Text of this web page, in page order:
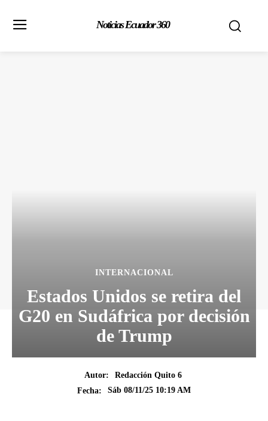
Noticias Ecuador 360
INTERNACIONAL
Estados Unidos se retira del
G20 en Sudáfrica por decisión
de Trump
Autor:
Redacción Quito 6
Fecha:
Sáb 08/11/25 10:19 AM